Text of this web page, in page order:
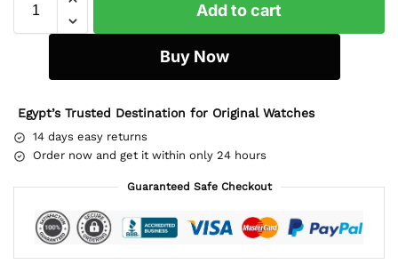
Add to cart
Buy Now
Egypt’s Trusted Destination for Original Watches
14 days easy returns
Order now and get it within only 24 hours
Guaranteed Safe Checkout